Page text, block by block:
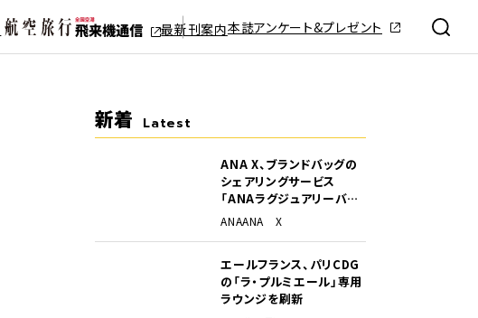
最新刊案内本誌アンケート&プレゼント
新着 Latest
ANA X、ブランドバッグの
シェアリングサービス
「ANAラグジュアリーバッ
グ」開始
ANAANA X
エールフランス、パリCDG
の「ラ・プルミエール」専用
ラウンジを刷新